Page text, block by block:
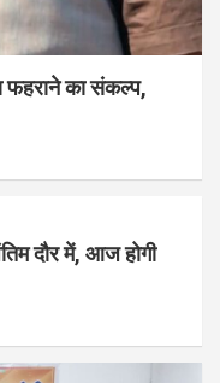
फहराने का संकल्प,
दौर में, आज होगी